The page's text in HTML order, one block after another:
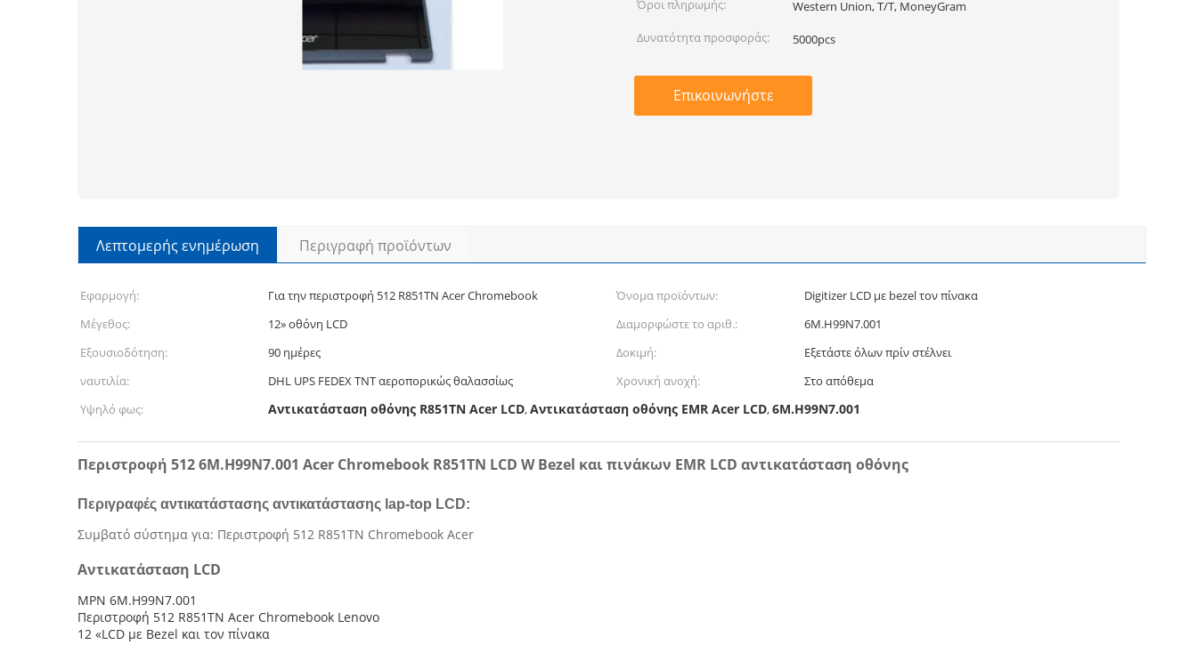
Όροι πληρωμής:
Western Union, T/T, MoneyGram
Δυνατότητα προσφοράς:
5000pcs
Επικοινωνήστε
Λεπτομερής ενημέρωση Περιγραφή προϊόντων
Εφαρμογή: Για την περιστροφή 512 R851TN Acer Chromebook Όνομα προϊόντων:
Digitizer LCD με bezel τον πίνακα
Μέγεθος:
12» οθόνη LCD Διαμορφώστε το αριθ.:
6M.H99N7.001
Εξουσιοδότηση:
90 ημέρες Δοκιμή:
Εξετάστε όλων πρίν στέλνει
ναυτιλία:
DHL UPS FEDEX TNT αεροπορικώς θαλασσίως Χρονική ανοχή:
Στο απόθεμα
Υψηλό φως:
Αντικατάσταση οθόνης R851TN Acer LCD,Αντικατάσταση οθόνης EMR Acer LCD,6M.H99N7.001
Περιστροφή 512 6M.H99N7.001 Acer Chromebook R851TN LCD W Bezel και πινάκων EMR LCD αντικατάσταση οθόνης
Περιγραφές αντικατάστασης αντικατάστασης lap-top LCD:
Συμβατό σύστημα για: Περιστροφή 512 R851TN Chromebook Acer
Αντικατάσταση LCD
MPN 6M.H99N7.001
Περιστροφή 512 R851TN Acer Chromebook Lenovo
12 «LCD με Bezel και τον πίνακα